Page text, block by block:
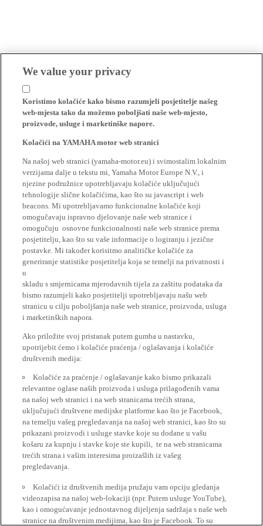
We value your privacy
Koristimo kolačiće kako bismo razumjeli posjetitelje našeg
web-mjesta tako da možemo poboljšati naše web-mjesto,
proizvode, usluge i marketinške napore.
Kolačići na YAMAHA motor web stranici
Na našoj web stranici (yamaha-motor.eu) i svimostalim lokalnim
verzijama dalje u tekstu mi, Yamaha Motor Europe N.V., i
njezine podružnice upotrebljavaju kolačiće uključujući
tehnologije slične kolačićima, kao što su javascript i web
beacons. Mi upotrebljavamo funkcionalne kolačiće koji
omogučavaju ispravno djelovanje naše web stranice i
omogučuju osnovne funkcionalnosti naše web stranice prema
posjetitelju, kao što su vaše informacije o logiranju i jezične
postavke. Mi također korisitmo analitičke kolačiće za
generiranje statistike posjetitelja koja se temelji na privatnosti i
u
skladu s smjernicama mjerodavnih tijela za zaštitu podataka da
bismo razumjeli kako posjetitelji upotrebljavaju našu web
stranicu u cilju poboljšanja naše web stranice, proizvoda, usluga
i marketinških napora.
Ako priložite svoj pristanak putem gumba u nastavku,
upotrijebit ćemo i kolačiće praćenja / oglašavanja i kolačiće
društvenih medija:
Kolačiće za praćenje / oglašavanje kako bismo prikazali
relevantne oglase naših proizvoda i usluga prilagođenih vama
na našoj web stranici i na web stranicama trećih strana,
uključujući društvene medijske platforme kao što je Facebook,
na temelju vašeg pregledavanja na našoj web stranici, kao što su
prikazani proizvodi i usluge stavke koje su dodane u vašu
košaru za kupnju i stavke koje ste kupili, te na web stranicama
trećih strana i vašim interesima proizašlih iz vašeg
pregledavanja.
Kolačići iz društvenih medija pružaju vam opciju gledanja
videozapisa na našoj web-lokaciji (npr. Putem usluge YouTube),
kao i omogućavanje jednostavnog dijeljenja sadržaja s naše web
stranice na društvenim medijima, kao što je Facebook. To su